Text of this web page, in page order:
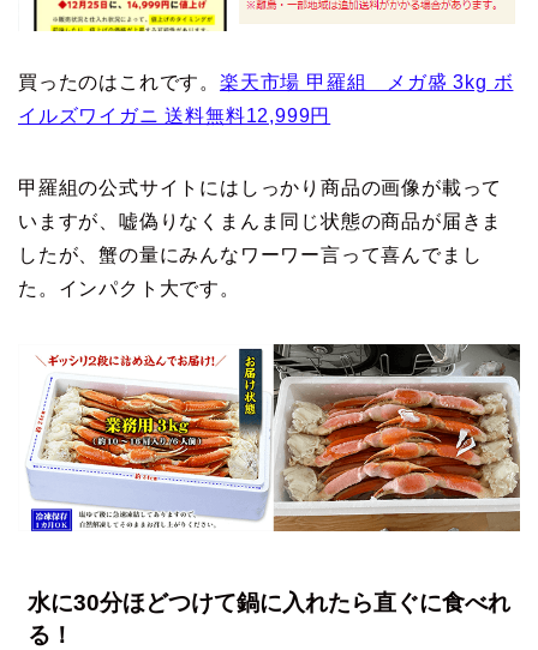
買ったのはこれです。楽天市場 甲羅組 メガ盛 3kg ボ
イルズワイガニ 送料無料12,999円
甲羅組の公式サイトにはしっかり商品の画像が載って
いますが、嘘偽りなくまんま同じ状態の商品が届きま
したが、蟹の量にみんなワーワー言って喜んでまし
た。インパクト大です。
水に30分ほどつけて鍋に入れたら直ぐに食べれ
る！